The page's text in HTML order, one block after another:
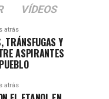
VÍDEOS
atrás
TRÁNSFUGAS Y
ASPIRANTES
atrás